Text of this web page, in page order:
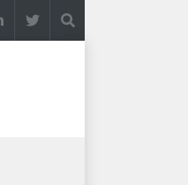
DRAGAN OSTOJIĆ: Moj karakter je